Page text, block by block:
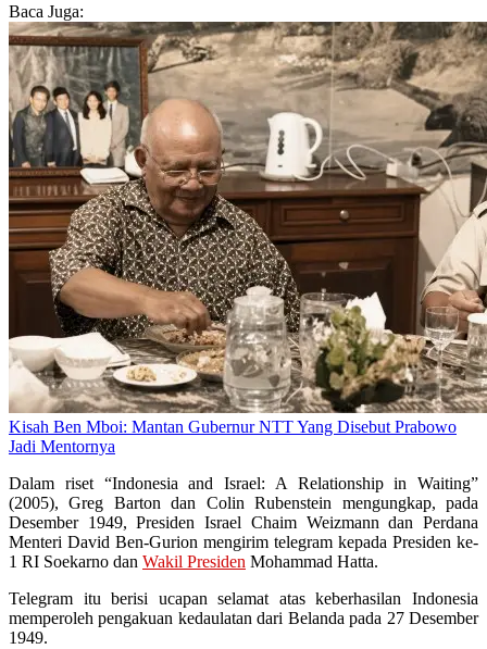
Baca Juga:
Kisah Ben Mboi: Mantan Gubernur NTT Yang Disebut Prabowo
Jadi Mentornya
Dalam riset “Indonesia and Israel: A Relationship in Waiting”
(2005), Greg Barton dan Colin Rubenstein mengungkap, pada
Desember 1949, Presiden Israel Chaim Weizmann dan Perdana
Menteri David Ben-Gurion mengirim telegram kepada Presiden ke-
1 RI Soekarno dan Wakil Presiden Mohammad Hatta.
Telegram itu berisi ucapan selamat atas keberhasilan Indonesia
memperoleh pengakuan kedaulatan dari Belanda pada 27 Desember
1949.